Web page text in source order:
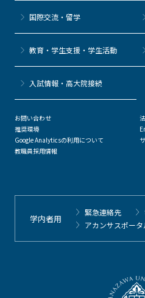
国際交流・留学
教育・学生支援・学生活動
⼊試情報・高大院接続
お問い合わせ
推奨環境
Google Analyticsの利用について
教職員採用情報
学内者用
緊急連絡先
アカンサスポータ